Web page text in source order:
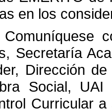
en los
Comuníquese
Secretaría
Dirección
Social,
Curricular